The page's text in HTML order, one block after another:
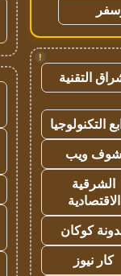
!
التقنية
التكنولوجيا
شوف ويب
الشرقية
الاقتصادية
كوكان
كار نيوز